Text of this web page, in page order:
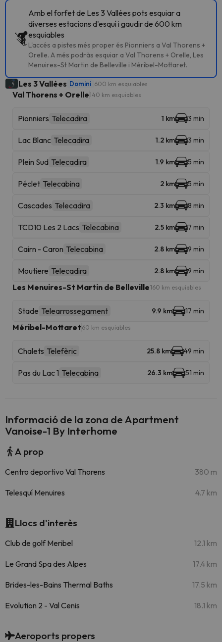
Amb el forfet de Les 3 Vallées pots esquiar a
diverses estacions d'esquí i gaudir de 600 km
esquiables
L'accés a pistes més proper és Pionniers a Val Thorens +
Orelle. A més podràs esquiar a Val Thorens + Orelle, Les
Menuires-St Martin de Belleville i Méribel-Mottaret.
Les 3 Vallées Domini 600 km esquiables
Val Thorens + Orelle140 km esquiables
Pionniers Telecadira 1 km 3 min
Lac Blanc Telecadira 1.2 km 3 min
Plein Sud Telecadira 1.9 km 5 min
Péclet Telecabina 2 km 5 min
Cascades Telecadira 2.3 km 8 min
TCD10 Les 2 Lacs Telecabina 2.5 km 7 min
Cairn - Caron Telecabina 2.8 km 9 min
Moutiere Telecadira 2.8 km 9 min
Les Menuires-St Martin de Belleville160 km esquiables
Stade Telearrossegament 9.9 km 17 min
Méribel-Mottaret 60 km esquiables
Chalets Telefèric 25.8 km 49 min
Pas du Lac 1 Telecabina 26.3 km 51 min
Informació de la zona de Apartment
Vanoise-1 By Interhome
A prop
Centro deportivo Val Thorens 380 m
Telesquí Menuires 4.7 km
Llocs d'interès
Club de golf Meribel 12.1 km
Le Grand Spa des Alpes 17.4 km
Brides-les-Bains Thermal Baths 17.5 km
Evolution 2 - Val Cenis 18.1 km
Aeroports propers